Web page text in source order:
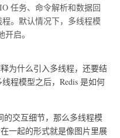
任务、命令解析和数据回
。默认情况下，多线程模
启。
为什么引入多线程，还要结
程模型之后，Redis 是如何
的交互细节，那么多线程模
一起的形式就是像图片里展